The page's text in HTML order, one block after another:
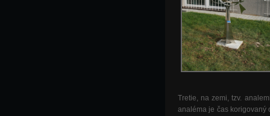
Tretie, na zemi, tzv.
analéma je čas korigovaný